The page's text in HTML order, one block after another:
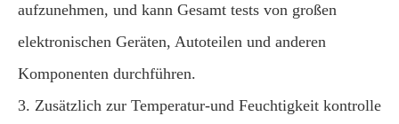
aufzunehmen, und kann Gesamt tests von großen
elektronischen Geräten, Autoteilen und anderen
Komponenten durchführen.
3. Zusätzlich zur Temperatur-und Feuchtigkeit kontrolle